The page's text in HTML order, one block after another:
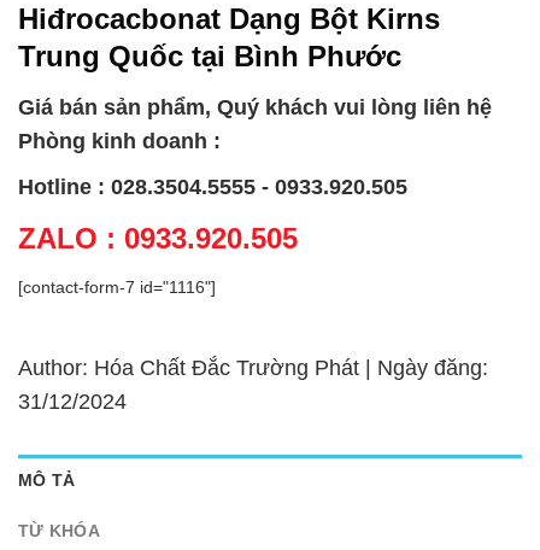
Hiđrocacbonat Dạng Bột Kirns
Trung Quốc tại Bình Phước
Giá bán sản phẩm, Quý khách vui lòng liên hệ
Phòng kinh doanh :
Hotline : 028.3504.5555 - 0933.920.505
ZALO : 0933.920.505
[contact-form-7 id="1116"]
Author: Hóa Chất Đắc Trường Phát | Ngày đăng:
31/12/2024
MÔ TẢ
TỪ KHÓA